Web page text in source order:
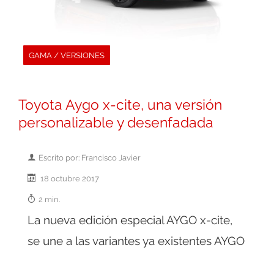
GAMA / VERSIONES
Toyota Aygo x-cite, una versión
personalizable y desenfadada
Escrito por: Francisco Javier
18 octubre 2017
2 min.
La nueva edición especial AYGO x-cite,
se une a las variantes ya existentes AYGO